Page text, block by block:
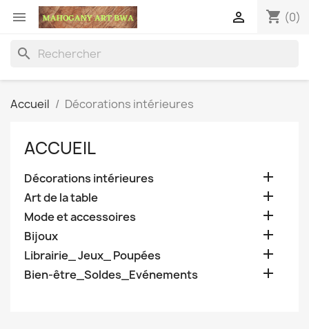
 shopping_cart (0)

search
Accueil Décorations intérieures
ACCUEIL
Décorations intérieures 
Art de la table 
Mode et accessoires 
Bijoux 
Librairie_ Jeux_ Poupées 
Bien-être_Soldes_Evénements 